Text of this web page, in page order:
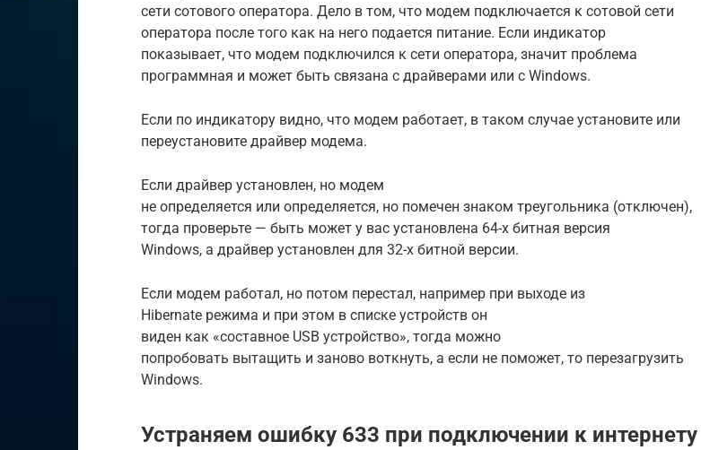
сети сотового оператора. Дело в том, что модем подключается к сотовой сети
оператора после того как на него подается питание. Если индикатор
показывает, что модем подключился к сети оператора, значит проблема
программная и может быть связана с драйверами или с Windows.
Если по индикатору видно, что модем работает, в таком случае установите или
переустановите драйвер модема.
Если драйвер установлен, но модем
не определяется или определяется, но помечен знаком треугольника (отключен),
тогда проверьте — быть может у вас установлена 64-х битная версия
Windows, а драйвер установлен для 32-х битной версии.
Если модем работал, но потом перестал, например при выходе из
Hibernate режима и при этом в списке устройств он
виден как «составное USB устройство», тогда можно
попробовать вытащить и заново воткнуть, а если не поможет, то перезагрузить
Windows.
Устраняем ошибку 633 при подключении к интернету